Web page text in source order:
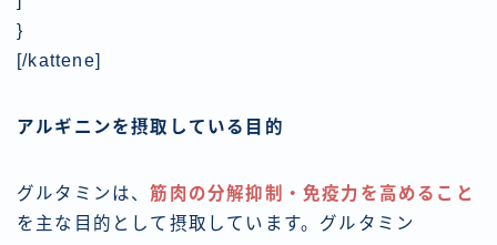
}
[/kattene]
アルギニンを摂取している目的
グルタミンは、筋肉の分解抑制・免疫力を高めること
を主な目的として摂取しています。グルタミン